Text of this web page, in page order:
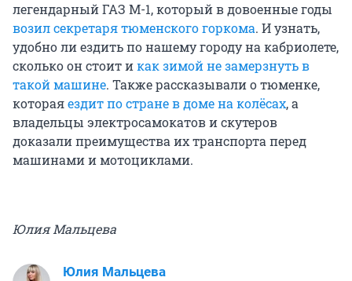
легендарный ГАЗ М-1, который в довоенные годы
возил секретаря тюменского горкома. И узнать,
удобно ли ездить по нашему городу на кабриолете,
сколько он стоит икак зимой не замерзнуть в
такой машине. Также рассказывали о тюменке,
котораяездит по стране в доме на колёсах, а
владельцы электросамокатов и скутеров
доказали преимущества их транспорта перед
машинами и мотоциклами.
Юлия Мальцева
Юлия Мальцева